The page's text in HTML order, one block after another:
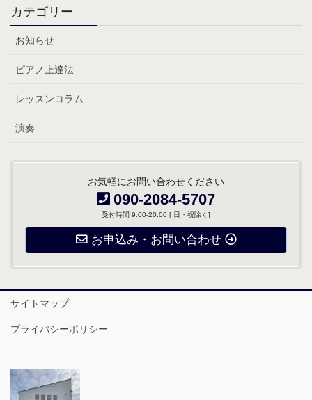
カテゴリー
お知らせ
ピアノ上達法
レッスンコラム
演奏
お気軽にお問い合わせください
090-2084-5707
受付時間 9:00-20:00 [ 日・祝除く]
お申込み・お問い合わせ
サイトマップ
プライバシーポリシー